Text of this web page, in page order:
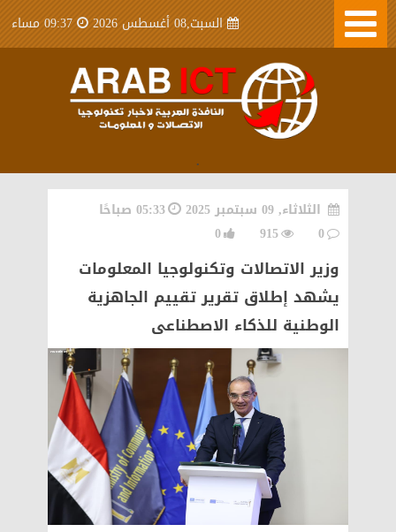
السبت,08 أغسطس 2026 09:37 مساء
.
الثلاثاء, 09 سبتمبر 2025
05:33 صباحًا
0
915
0
وزير الاتصالات وتكنولوجيا المعلومات
يشهد إطلاق تقرير تقييم الجاهزية
الوطنية للذكاء الاصطناعى